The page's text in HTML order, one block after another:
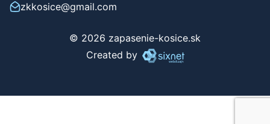
zkkosice@gmail.com
© 2026 zapasenie-kosice.sk
Created by